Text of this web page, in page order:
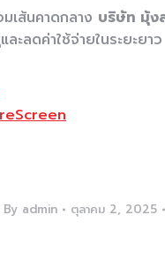
ส้นคาดกลาง บริษัท มุ้ง
ะลดค่าใช้จ่ายในระยะยาว
By admin ตุลาคม 2, 2025